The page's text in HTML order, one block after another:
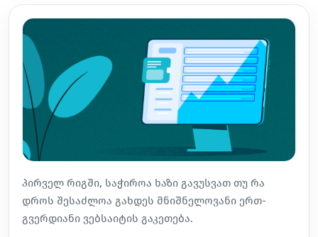
პირველ რიგში, საჭიროა ხაზი გავუსვათ თუ რა
დროს შესაძლოა გახდეს მნიშნელოვანი ერთ-
გვერდიანი ვებსაიტის გაკეთება.